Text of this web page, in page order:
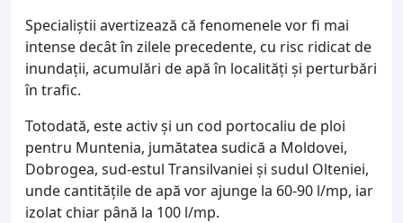
Specialiștii avertizează că fenomenele vor fi mai
intense decât în zilele precedente, cu risc ridicat de
inundații, acumulări de apă în localități și perturbări
în trafic.
Totodată, este activ și un cod portocaliu de ploi
pentru Muntenia, jumătatea sudică a Moldovei,
Dobrogea, sud-estul Transilvaniei și sudul Olteniei,
unde cantitățile de apă vor ajunge la 60-90 l/mp, iar
izolat chiar până la 100 l/mp.